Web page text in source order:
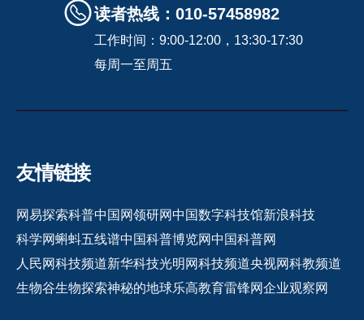
读者热线：010-57458982
工作时间：9:00-12:00，13:30-17:30
每周一至周五
友情链接
网易探索科普中国网领研网中国数字科技馆新浪科技
科学网蝌蚪五线谱中国科普博览网中国科普网
人民网科技频道新华科技光明网科技频道央视网科教频道
生物谷生物探索神秘的地球乐高教育雷锋网企业观察网